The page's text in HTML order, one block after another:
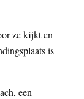
ze kijkt en
is
een